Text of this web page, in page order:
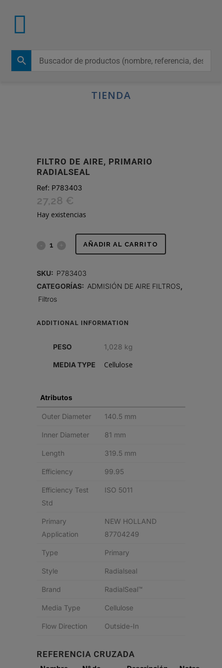
TIENDA
FILTRO DE AIRE, PRIMARIO
RADIALSEAL
Ref: P783403
27,28 €
Hay existencias
FILTRO
PRIMARIO
AÑADIR AL CARRITO
SKU: P783403
CATEGORÍAS: ADMISIÓN DE AIRE FILTROS
Filtros
ADDITIONAL INFORMATION
PESO 1,028 kg
MEDIA TYPE Cellulose
Atributos
Outer Diameter 140.5 mm
Inner Diameter 81 mm
Length 319.5 mm
Efficiency 99.95
Efficiency Test
Std
ISO 5011
Primary
Application
NEW HOLLAND
87704249
Type Primary
Style Radialseal
Brand RadialSeal™
Media Type Cellulose
Flow Direction Outside-In
REFERENCIA CRUZADA